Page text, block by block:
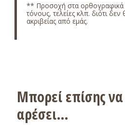
** Προσοχή στα ορθογραφικά
τόνους, τελείες κλπ. διότι δεν
ακριβείας από εμάς.
Μπορεί επίσης
αρέσει…